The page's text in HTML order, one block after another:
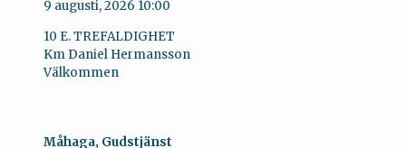
9 augusti, 2026 10:00
10 E. TREFALDIGHET
Km Daniel Hermansson
Välkommen
Måhaga, Gudstjänst